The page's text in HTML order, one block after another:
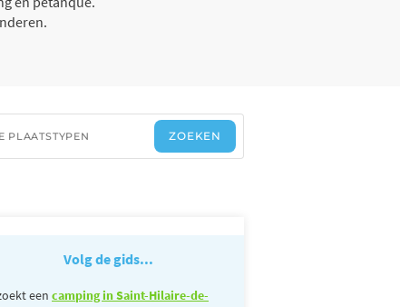
Volg de gids...
een camping in Saint-Hilaire-de-